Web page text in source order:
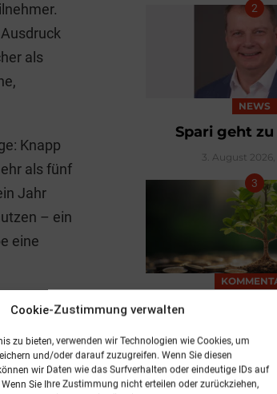
Cookie-Zustimmung verwalten
zu bieten, verwenden wir Technologien wie Cookies, um
und/oder darauf zuzugreifen. Wenn Sie diesen
wir Daten wie das Surfverhalten oder eindeutige IDs auf
Sie Ihre Zustimmung nicht erteilen oder zurückziehen,
als
Knapp
als fünf
Jahr
– ein
eine
an
sich für
NEWS
Spari geht zu
3. August 2026,
Aus für
5. August 2026,